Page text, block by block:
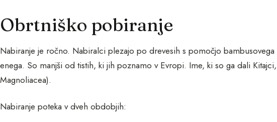
Obrtniško pobiranje
Nabiranje je ročno. Nabiralci plezajo po drevesih s pomočjo
enega. So manjši od tistih, ki jih poznamo v Evropi. Ime, ki so ga dali
Magnoliacea).
Nabiranje poteka v dveh obdobjih: